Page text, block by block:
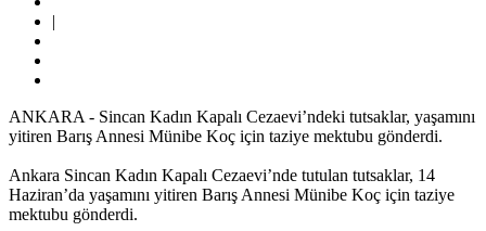
|
ANKARA - Sincan Kadın Kapalı Cezaevi’ndeki tutsaklar, yaşamını
yitiren Barış Annesi Münibe Koç için taziye mektubu gönderdi.
Ankara Sincan Kadın Kapalı Cezaevi’nde tutulan tutsaklar, 14
Haziran’da yaşamını yitiren Barış Annesi Münibe Koç için taziye
mektubu gönderdi.